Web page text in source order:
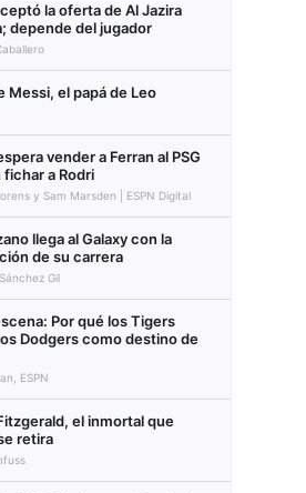
la oferta de Al Jazira
depende del jugador
Messi, el papá de Leo
vender a Ferran al PSG
fichar a Rodri
y Sam Marsden | ESPN Digital
llega al Galaxy con la
de su carrera
Gil
Por qué los Tigers
Dodgers como destino de
ESPN
el inmortal que
retira